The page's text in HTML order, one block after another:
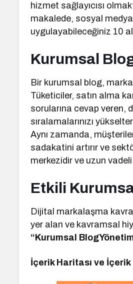
hizmet sağlayıcısı
makalede, sosyal
uygulayabileceğiniz 10
Kurumsal
Bir kurumsal blog,
Tüketiciler, satın alma
sorularına cevap veren,
sıralamalarınızı
Aynı zamanda,
sadakatini artırır ve
merkezidir ve uzun
Etkili
Dijital markalaşma
yer alan ve kavramsal
“Kurumsal
İçerik Haritası ve